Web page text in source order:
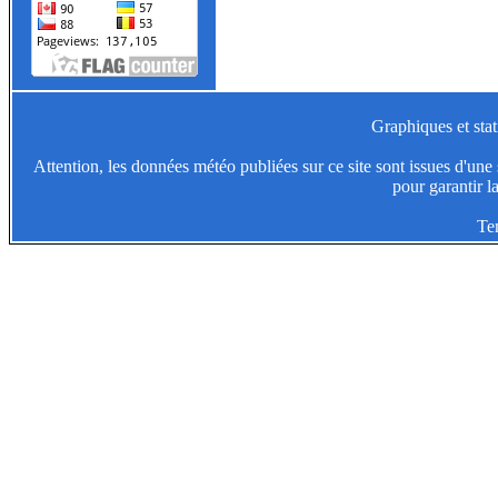
Graphiques et
Attention, les données météo publiées sur ce site sont issues
pour garantir